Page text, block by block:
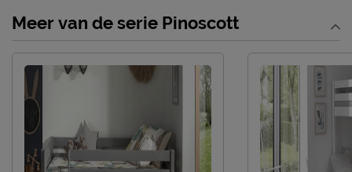
Kenmerken
Thema bed
geen
Elektrisch verstelbare
bedbodem mogelijk?
Niet mogelijk
Uitvoering
Excl. matras en
bedbodem
Meer van de serie Pinoscott